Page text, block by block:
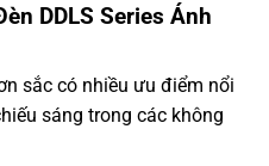
DDLS Series Ánh
sắc có nhiều ưu điểm nổi
sáng trong các không